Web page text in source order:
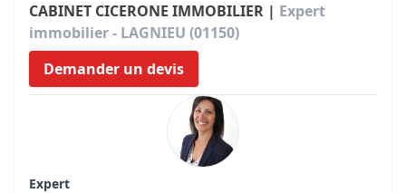
CABINET CICERONE IMMOBILIER | Expert
immobilier - LAGNIEU (01150)
Demander un devis
Expert